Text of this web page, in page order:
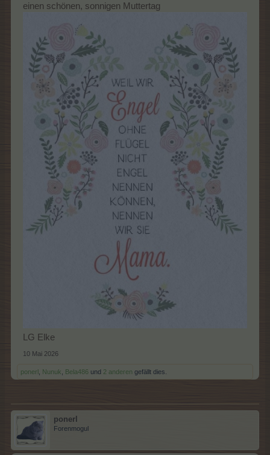
einen schönen, sonnigen Muttertag
LG Elke
10 Mai 2026
ponerl Nunuk Bela486 und 2 anderen gefällt dies.
ponerl
Forenmogul